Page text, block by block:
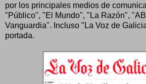
por los principales medios de
"Público", "El Mundo", "La Razón",
Vanguardia". Incluso "La Voz de
portada.